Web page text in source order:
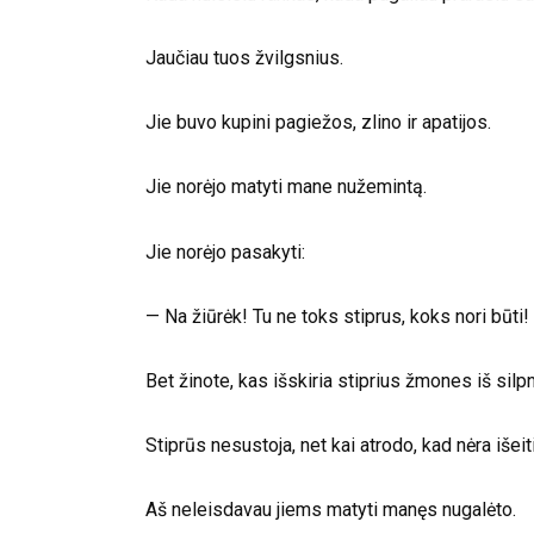
Jaučiau tuos žvilgsnius.
Jie buvo kupini pagiežos, zlino ir apatijos.
Jie norėjo matyti mane nužemintą.
Jie norėjo pasakyti:
— Na žiūrėk! Tu ne toks stiprus, koks nori būti!
Bet žinote, kas išskiria stiprius žmones iš
Stiprūs nesustoja, net kai atrodo, kad nėra
Aš neleisdavau jiems matyti manęs nugalėto.